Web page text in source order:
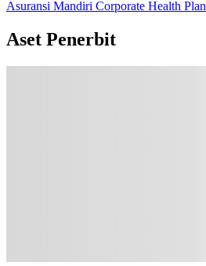
Asuransi Mandiri Corporate Health Plan
Aset Penerbit